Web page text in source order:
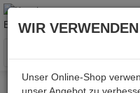
Menü
WIR
Unser Online-Shop